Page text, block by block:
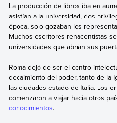
La producción de libros iba en
asistían a la universidad, dos
época, solo gozaban los
Muchos escritores renacentistas
universidades que abrían sus
Roma dejó de ser el centro
decaimiento del poder, tanto de la
las ciudades-estado de Italia. Los
comenzaron a viajar hacia otros
conocimientos.